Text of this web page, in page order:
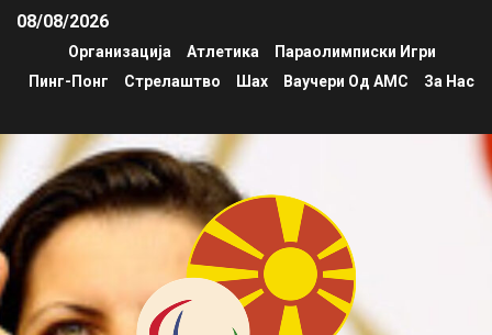
08/08/2026
Организација Атлетика
Параолимписки Игри
Пинг-Понг
Стрелаштво Шах Ваучери Од АМС За Нас